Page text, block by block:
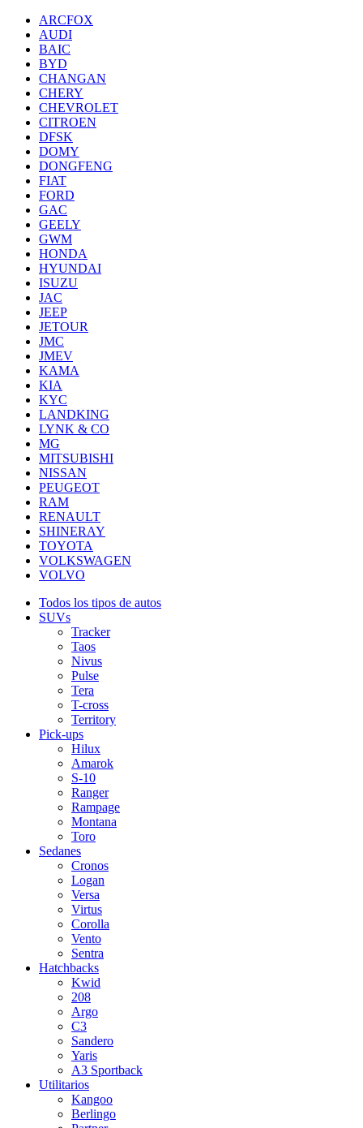
ARCFOX
AUDI
BAIC
BYD
CHANGAN
CHERY
CHEVROLET
CITROEN
DFSK
DOMY
DONGFENG
FIAT
FORD
GAC
GEELY
GWM
HONDA
HYUNDAI
ISUZU
JAC
JEEP
JETOUR
JMC
JMEV
KAMA
KIA
KYC
LANDKING
LYNK & CO
MG
MITSUBISHI
NISSAN
PEUGEOT
RAM
RENAULT
SHINERAY
TOYOTA
VOLKSWAGEN
VOLVO
Todos los tipos de autos
SUVs
Tracker
Taos
Nivus
Pulse
Tera
T-cross
Territory
Pick-ups
Hilux
Amarok
S-10
Ranger
Rampage
Montana
Toro
Sedanes
Cronos
Logan
Versa
Virtus
Corolla
Vento
Sentra
Hatchbacks
Kwid
208
Argo
C3
Sandero
Yaris
A3 Sportback
Utilitarios
Kangoo
Berlingo